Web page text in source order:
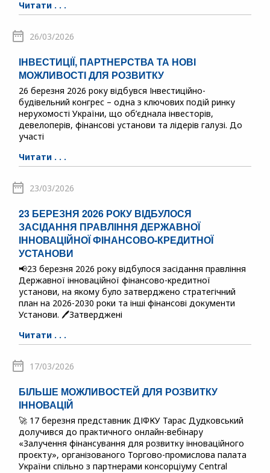
Читати . . .
26/03/2026
ІНВЕСТИЦІЇ, ПАРТНЕРСТВА ТА НОВІ
МОЖЛИВОСТІ ДЛЯ РОЗВИТКУ
26 березня 2026 року відбувся Інвестиційно-
будівельний конгрес – одна з ключових подій ринку
нерухомості України, що об’єднала інвесторів,
девелоперів, фінансові установи та лідерів галузі. До
участі
Читати . . .
23/03/2026
23 БЕРЕЗНЯ 2026 РОКУ ВІДБУЛОСЯ
ЗАСІДАННЯ ПРАВЛІННЯ ДЕРЖАВНОЇ
ІННОВАЦІЙНОЇ ФІНАНСОВО-КРЕДИТНОЇ
УСТАНОВИ
📢23 березня 2026 року відбулося засідання правління
Державної інноваційної фінансово-кредитної
установи, на якому було затверджено стратегічний
план на 2026-2030 роки та інші фінансові документи
Установи. 🖊️Затверджені
Читати . . .
17/03/2026
БІЛЬШЕ МОЖЛИВОСТЕЙ ДЛЯ РОЗВИТКУ
ІННОВАЦІЙ
🚀 17 березня представник ДІФКУ Тарас Дудковський
долучився до практичного онлайн-вебінару
«Залучення фінансування для розвитку інноваційного
проєкту», організованого Торгово-промислова палата
України спільно з партнерами консорціуму Central